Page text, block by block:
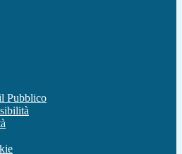
Pubblico